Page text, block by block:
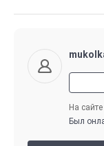
На
Был